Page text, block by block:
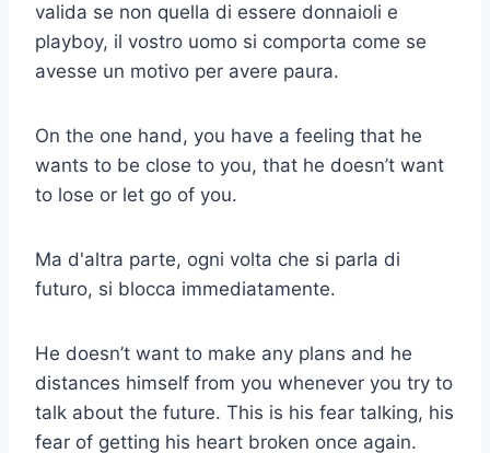
valida se non quella di essere donnaioli e
playboy, il vostro uomo si comporta come se
avesse un motivo per avere paura.
On the one hand, you have a feeling that he
wants to be close to you, that he doesn’t want
to lose or let go of you.
Ma d'altra parte, ogni volta che si parla di
futuro, si blocca immediatamente.
He doesn’t want to make any plans and he
distances himself from you whenever you try to
talk about the future. This is his fear talking, his
fear of getting his heart broken once again.